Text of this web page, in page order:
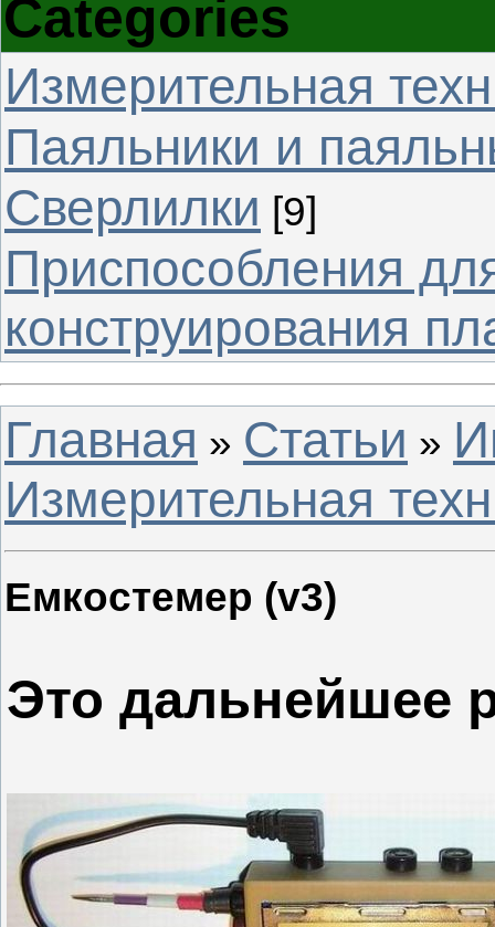
Categories
Измерительная
Паяльники и
Сверлилки [9]
Приспособления
конструирования
Главная » Статьи »
Измерительная
Емкостемер (v3)
Это дальнейшее